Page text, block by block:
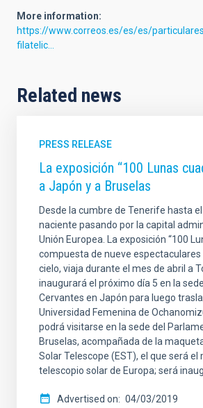
More information:
https://www.correos.es/es/es/
filatelic…
Related news
PRESS RELEASE
La exposición “100 Lunas
a Japón y a Bruselas
Desde la cumbre de Tenerife hasta el
naciente pasando por la capital
Unión Europea. La exposición “100
compuesta de nueve espectaculares
cielo, viaja durante el mes de abril a
inaugurará el próximo día 5 en la
Cervantes en Japón para luego
Universidad Femenina de
podrá visitarse en la sede del
Bruselas, acompañada de la
Solar Telescope (EST), el que será el
telescopio solar de Europa; será
Advertised on 04/03/2019